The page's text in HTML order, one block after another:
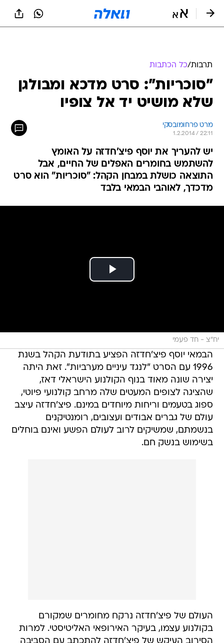
תרבות/כל הכתבות
"סוכריות": סרט מדכא ומבולגן
שלא מושיט יד אל צופיו
מרט פרחומובסקי
1.2.2014 / 22:11
יש להעריך את יוסף פיצ'חדזה על האומץ
להשתמש בחומרים האפלים של החיים, אבל
התוצאה כושלת במבחן הקהל: "סוכריות" הוא סרט
מדכדך, לאוהבי הבמאי בלבד
יח"צ - חד פעמי
הבמאי יוסף פיצ'חדזה הפציע בתודעת הקהל בשנת
1996 עם הסרט "לנגד עיניים מערביות". זאת היתה
יצירה שונה מאוד בנוף הקולנוע הישראלי דאז,
שהציגה לצופים המעטים שלה מרחב קולנועי פיוטי,
ספוג בטעמים וריחות מיוחדים במינם. פיצ'חדזה עיצב
עולם של גברים אבודים ועצובים, רומנטיקנים
בנשמתם, שמשיקים לרוב לעולם הפשע ואינם בוחלים
בשימוש בנשק חם.
העולם של פיצ'חדזה נרקח מחומרים שמקורם
בקולנוע עצמו, בעיקר האירופאי האליטיסטי. למרות